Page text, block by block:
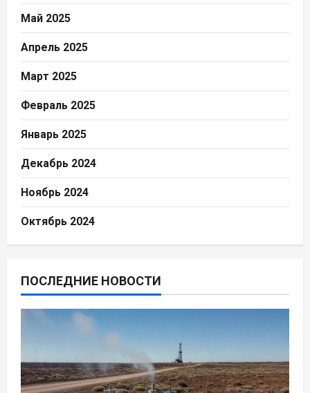
Май 2025
Апрель 2025
Март 2025
Февраль 2025
Январь 2025
Декабрь 2024
Ноябрь 2024
Октябрь 2024
ПОСЛЕДНИЕ НОВОСТИ